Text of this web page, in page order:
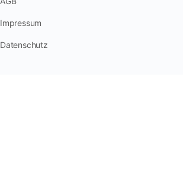
Impressum
Datenschutz